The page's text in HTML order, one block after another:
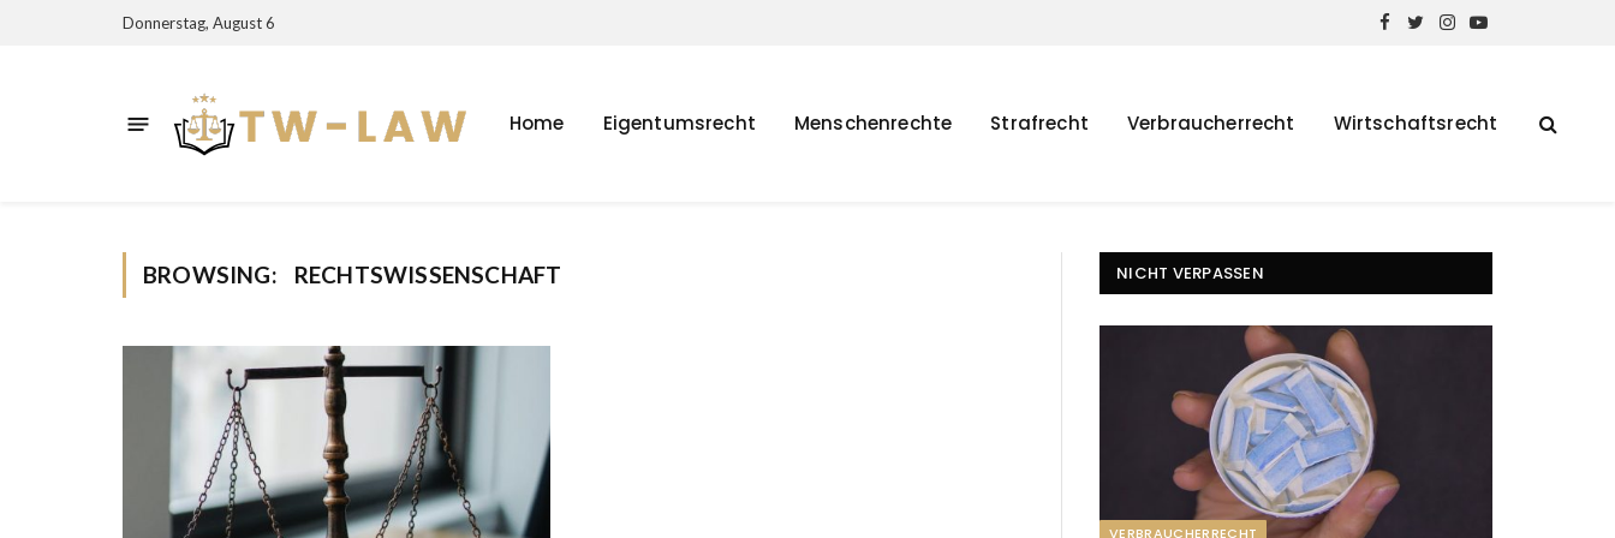
Donnerstag, August 6
Facebook
TwitterInstagram
YouTube
Home Eigentumsrecht Menschenrechte Strafrecht Verbraucherrecht Wirtschaftsrecht
BROWSING: RECHTSWISSENSCHAFT NICHT VERPASSEN
VERBRAUCHERRECHT